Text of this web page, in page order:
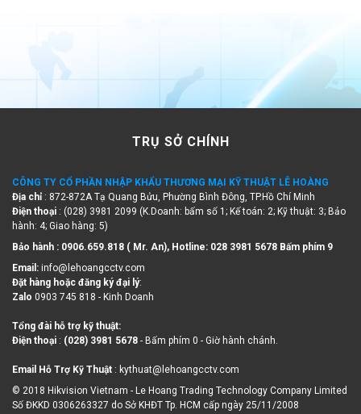
TRỤ SỞ CHÍNH
Địa chỉ : 872-872A Tạ Quang Bửu, Phường Bình Đông, TP.Hồ Chí Minh
Điện thoại : (028) 3981 2099 (K.Doanh: bấm số 1; Kế toán: 2; Kỹ thuật: 3; Bảo
hành: 4; Giao hàng: 5)
Đặt hàng hoặc đăng ký đại lý:
Zalo 0903 745 818 - Kinh Doanh
Điện thoại:(028) 3981 5678
Số ĐKKD 0306263327 do Sở KHĐT Tp. HCM cấp ngày 25/11/2008